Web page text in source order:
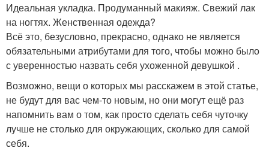
Идеальная укладка. Продуманный макияж. Свежий лак
на ногтях. Женственная одежда?
Всё это, безусловно, прекрасно, однако не является
обязательными атрибутами для того, чтобы можно было
с уверенностью назвать себя ухоженной девушкой .
Возможно, вещи о которых мы расскажем в этой статье,
не будут для вас чем-то новым, но они могут ещё раз
напомнить вам о том, как просто сделать себя чуточку
лучше не столько для окружающих, сколько для самой
себя.